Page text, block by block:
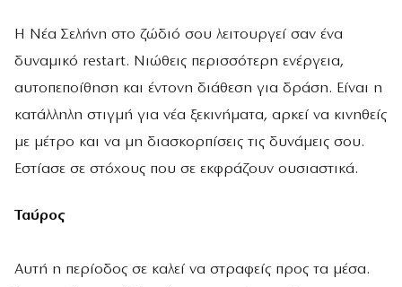
Η Νέα Σελήνη στο ζώδιό σου λειτουργεί σαν ένα
δυναμικό restart. Νιώθεις περισσότερη ενέργεια,
αυτοπεποίθηση και έντονη διάθεση για δράση. Είναι η
κατάλληλη στιγμή για νέα ξεκινήματα, αρκεί να κινηθείς
με μέτρο και να μη διασκορπίσεις τις δυνάμεις σου.
Εστίασε σε στόχους που σε εκφράζουν ουσιαστικά.
Ταύρος
Αυτή η περίοδος σε καλεί να στραφείς προς τα μέσα.